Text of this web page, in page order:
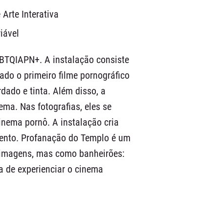
Interativa
A instalação consiste
o primeiro filme pornográfico
e tinta. Além disso, a
Nas fotografias, eles se
pornô. A instalação cria
Profanação do Templo é um
mas como banheirões:
de experienciar o cinema